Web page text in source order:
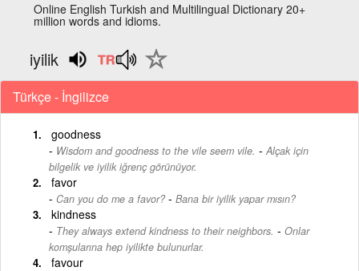
Online English Turkish and Multilingual Dictionary 20+
million words and idioms.
iyilik
Türkçe - İngilizce
goodness
Wisdom and goodness to the vile seem vile. - Alçak için
bilgelik ve iyilik iğrenç görünüyor.
favor
Can you do me a favor? - Bana bir iyilik yapar mısın?
kindness
They always extend kindness to their neighbors. - Onlar
komşularına hep iyilikte bulunurlar.
favour